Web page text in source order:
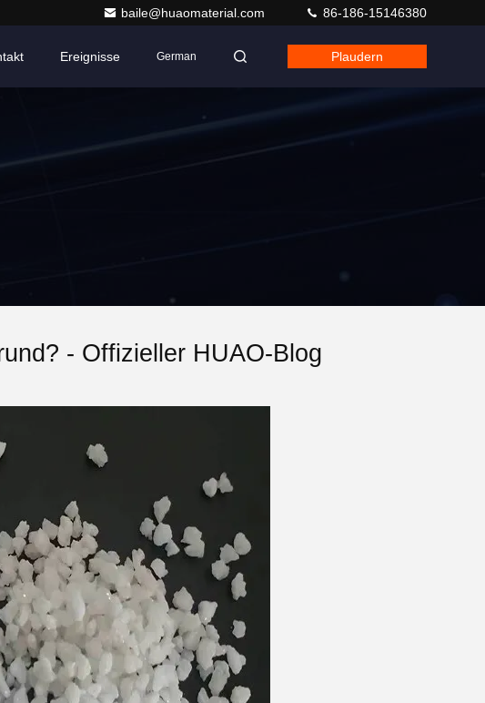
baile@huaomaterial.com 86-186-15146380
Ereignisse German Plaudern
- Offizieller HUAO-Blog